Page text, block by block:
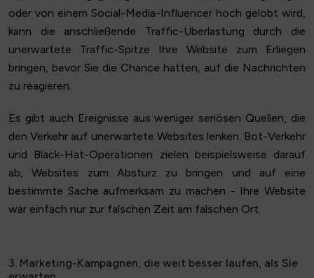
oder von einem Social-Media-Influencer hoch gelobt wird,
kann die anschließende Traffic-Überlastung durch die
unerwartete Traffic-Spitze Ihre Website zum Erliegen
bringen, bevor Sie die Chance hatten, auf die Nachrichten
zu reagieren.
Es gibt auch Ereignisse aus weniger seriösen Quellen, die
den Verkehr auf unerwartete Websites lenken. Bot-Verkehr
und Black-Hat-Operationen zielen beispielsweise darauf
ab, Websites zum Absturz zu bringen und auf eine
bestimmte Sache aufmerksam zu machen - Ihre Website
war einfach nur zur falschen Zeit am falschen Ort.
3. Marketing-Kampagnen, die weit besser laufen, als Sie